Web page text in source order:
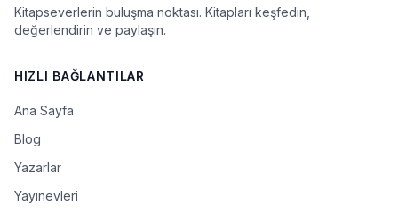
Kitapseverlerin buluşma noktası. Kitapları keşfedin,
değerlendirin ve paylaşın.
HIZLI BAĞLANTILAR
Ana Sayfa
Blog
Yazarlar
Yayınevleri